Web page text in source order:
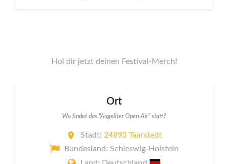
Hol dir jetzt deinen Festival-Merch!
Ort
Wo findet das "Angeliter Open Air" statt?
Stadt: 24893 Taarstedt
Bundesland: Schleswig-Holstein